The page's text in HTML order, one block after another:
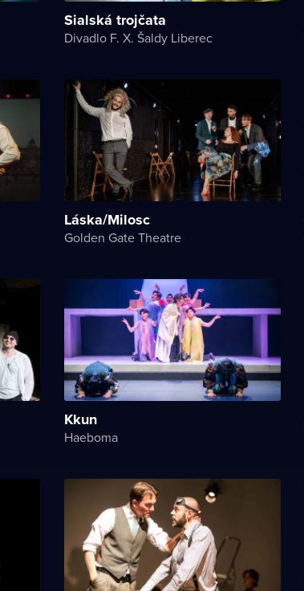
Sialská trojčata
Divadlo F. X. Šaldy Liberec
Láska/Milosc
Golden Gate Theatre
Kkun
Haeboma